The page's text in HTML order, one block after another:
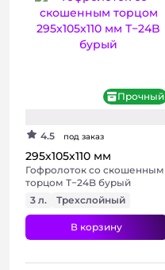
Прочный
4.5 под заказ
295х105х110 мм
Гофролоток со скошенным
торцом Т−24B бурый
3 л.
Трехслойный
В корзину